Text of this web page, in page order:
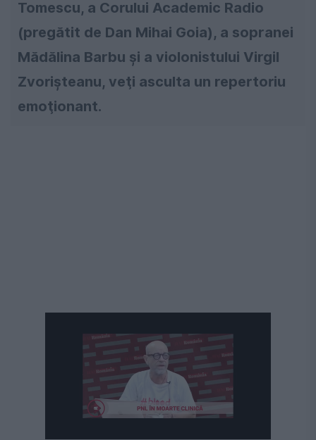
Tomescu, a Corului Academic Radio
(pregătit de Dan Mihai Goia), a sopranei
Mădălina Barbu şi a violonistului Virgil
Zvorişteanu, veţi asculta un repertoriu
emoţionant.